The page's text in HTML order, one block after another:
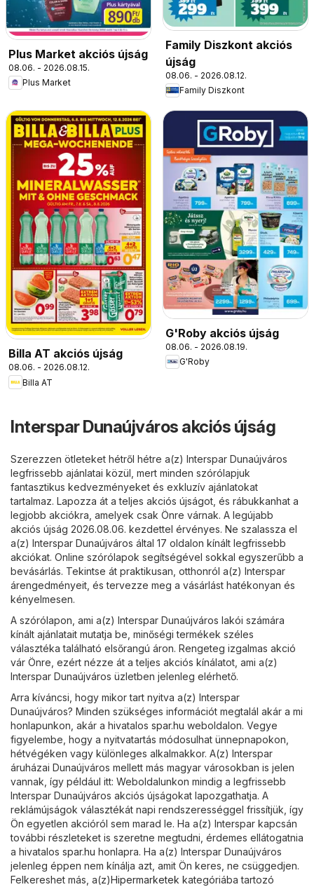
Plus Market akciós újság
08.06. - 2026.08.15.
Plus Market
Family Diszkont akciós
újság
08.06. - 2026.08.12.
Family Diszkont
Billa AT akciós újság
08.06. - 2026.08.12.
Billa AT
G'Roby akciós újság
08.06. - 2026.08.19.
G'Roby
Interspar Dunaújváros akciós újság
Szerezzen ötleteket hétről hétre a(z) Interspar Dunaújváros
legfrissebb ajánlatai közül, mert minden szórólapjuk
fantasztikus kedvezményeket és exkluzív ajánlatokat
tartalmaz. Lapozza át a teljes akciós újságot, és rábukkanhat a
legjobb akciókra, amelyek csak Önre várnak. A legújabb
akciós újság 2026.08.06. kezdettel érvényes. Ne szalassza el
a(z) Interspar Dunaújváros által 17 oldalon kínált legfrissebb
akciókat. Online szórólapok segítségével sokkal egyszerűbb a
bevásárlás. Tekintse át praktikusan, otthonról a(z) Interspar
árengedményeit, és tervezze meg a vásárlást hatékonyan és
kényelmesen.
A szórólapon, ami a(z) Interspar Dunaújváros lakói számára
kínált ajánlatait mutatja be, minőségi termékek széles
választéka található elsőrangú áron. Rengeteg izgalmas akció
vár Önre, ezért nézze át a teljes akciós kínálatot, ami a(z)
Interspar Dunaújváros üzletben jelenleg elérhető.
Arra kíváncsi, hogy mikor tart nyitva a(z) Interspar
Dunaújváros? Minden szükséges információt megtalál akár a mi
honlapunkon, akár a hivatalos spar.hu weboldalon. Vegye
figyelembe, hogy a nyitvatartás módosulhat ünnepnapokon,
hétvégéken vagy különleges alkalmakkor. A(z) Interspar
áruházai Dunaújváros mellett más magyar városokban is jelen
vannak, így például itt: Weboldalunkon mindig a legfrissebb
Interspar Dunaújváros akciós újságokat lapozgathatja. A
reklámújságok választékát napi rendszerességgel frissítjük, így
Ön egyetlen akcióról sem marad le. Ha a(z) Interspar kapcsán
további részleteket is szeretne megtudni, érdemes ellátogatnia
a hivatalos spar.hu honlapra. Ha a(z) Interspar Dunaújváros
jelenleg éppen nem kínálja azt, amit Ön keres, ne csüggedjen.
Felkereshet más, a(z)Hipermarketek kategóriába tartozó